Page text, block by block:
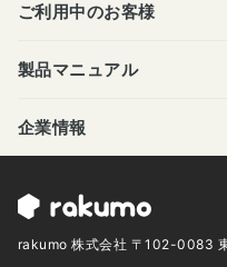
ご利用中のお客様
製品マニュアル
企業情報
rakumo 株式会社 〒102-0083